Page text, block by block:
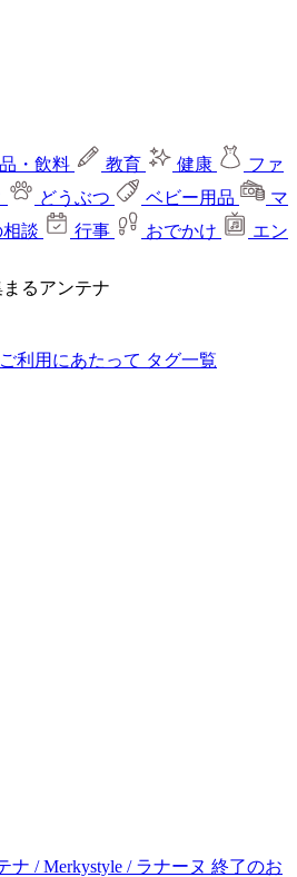
・飲料 教育 健康
ファ
どうぶつ ベビー用品
マ
相談 行事 おでかけ
エン
るアンテナ
ご利用にあたって タグ一覧
ナ / Merkystyle / ラナーヌ 終了のお